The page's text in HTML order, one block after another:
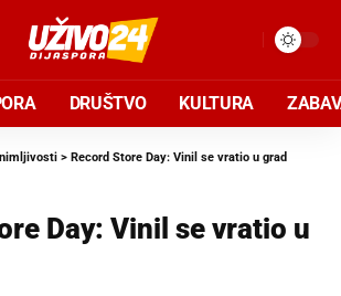
DRUŠTVO KULTURA
> Record Store Day: Vinil se vratio u grad
Day: Vinil se vratio u